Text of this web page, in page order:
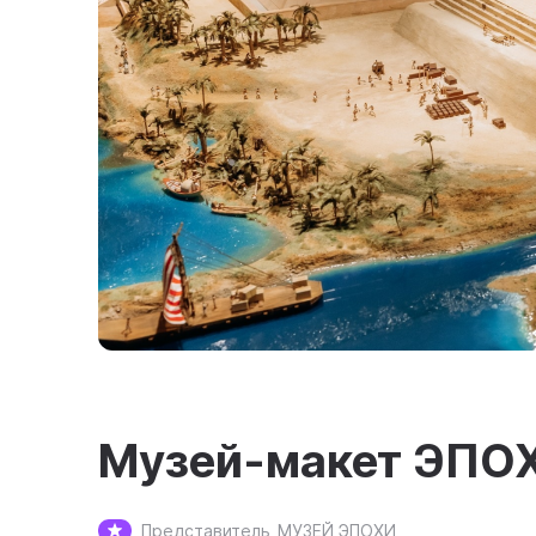
Музей-макет
Представитель МУЗЕЙ ЭПОХИ